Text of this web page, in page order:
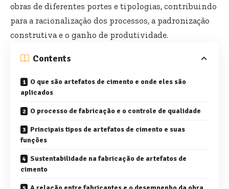
obras de diferentes portes e tipologias, contribuindo
para a racionalização dos processos, a padronização
construtiva e o ganho de produtividade.
Contents
O que são artefatos de cimento e onde eles são
aplicados
O processo de fabricação e o controle de qualidade
Principais tipos de artefatos de cimento e suas
funções
Sustentabilidade na fabricação de artefatos de
cimento